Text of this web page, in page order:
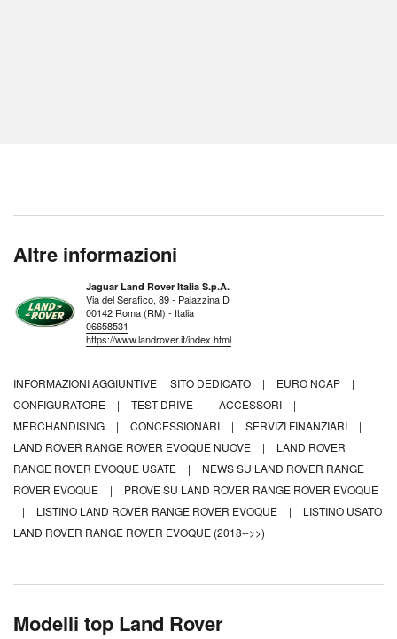
Altre informazioni
Jaguar Land Rover Italia S.p.A.
Via del Serafico, 89 - Palazzina D
00142 Roma (RM) - Italia
06658531
https://www.landrover.it/index.html
INFORMAZIONI AGGIUNTIVE SITO DEDICATO | EURO NCAP
|
CONFIGURATORE
| TEST DRIVE | ACCESSORI
|
MERCHANDISING
| CONCESSIONARI | SERVIZI FINANZIARI
|
LAND ROVER RANGE ROVER EVOQUE NUOVE
|
LAND ROVER
RANGE ROVER EVOQUE USATE
|
NEWS SU LAND ROVER RANGE
ROVER EVOQUE
|
PROVE SU LAND ROVER RANGE ROVER EVOQUE
|
LISTINO LAND ROVER RANGE ROVER EVOQUE |
LISTINO USATO
LAND ROVER RANGE ROVER EVOQUE (2018-->>)
Modelli top Land Rover